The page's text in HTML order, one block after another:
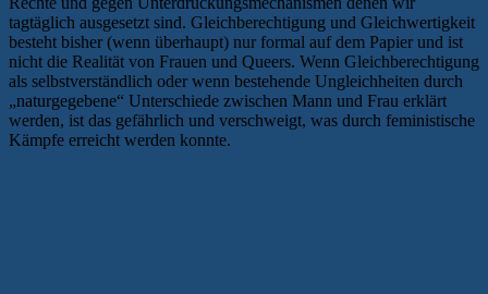
tagtäglich ausgesetzt sind. Gleichberechtigung und Gleichwertigkeit
besteht bisher (wenn überhaupt) nur formal auf dem Papier und ist
nicht die Realität von Frauen und Queers. Wenn Gleichberechtigung
als selbstverständlich oder wenn bestehende Ungleichheiten durch
„naturgegebene“ Unterschiede zwischen Mann und Frau erklärt
werden, ist das gefährlich und verschweigt, was durch feministische
Kämpfe erreicht werden konnte.